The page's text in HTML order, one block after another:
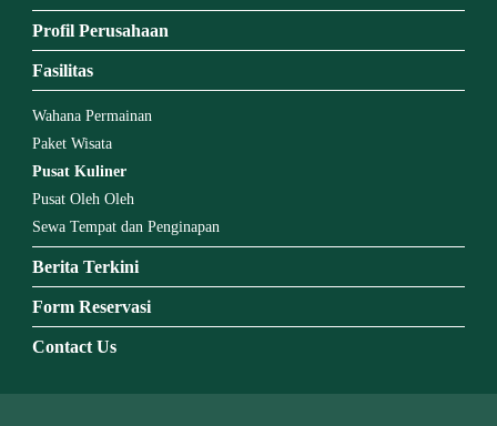
Profil Perusahaan
Fasilitas
Wahana Permainan
Paket Wisata
Pusat Kuliner
Pusat Oleh Oleh
Sewa Tempat dan Penginapan
Berita Terkini
Form Reservasi
Contact Us